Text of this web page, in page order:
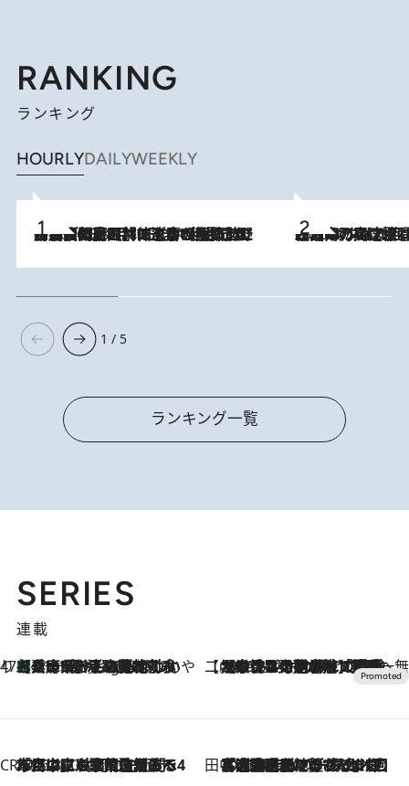
RANKING
ランキング
HOURLYDAILYWEEKLY
2026.8.8
「最後に見られてよかった」上野動物園の東園パンダ舎が解体前に特別公開。8月16日まで延長されたパネル展と共に辿る“半世紀”のパンダ飼育《解体工事の図面あり》 2026.8.7
「湘南乃風に憧れて」観客大盛上がりの“タオル回し”に、ラッパー顔負けの高速歌唱まで…さだまさし（74）のアグレッシブすぎる現在地
1 / 5
ランキング一覧
SERIES
連載
47都道府県の手みやげ ひんやりスイーツで夏を満喫
11 Hours Ago
【兵庫県】この夏絶対食べたい 冷やしておいしいおやつ3選 淡路島の恵みをジェラートに集約 【CREA×星野リゾート】唯一無二。癒しと発見が待つ場所へ
2026.8.7
【トンボの足水浴】ヒノキの香りに包まれて涼感マックス！約13℃の湧水かけ流しを避暑地「星野温泉 トンボの湯」で体験
CREA'S CHOICE
2026.8.7
「立川にも歌舞伎があるんだよ」 片岡仁左衛門・市川中車ら豪華座組みで4年目の立川立飛歌舞伎へ 田中稲の勝手に再ブーム
2026.8.7
「湘南乃風に憧れて」観客大盛上がりの“タオル回し”に、ラッパー顔負けの高速歌唱まで…さだまさし（74）のアグレッシブすぎる現在地